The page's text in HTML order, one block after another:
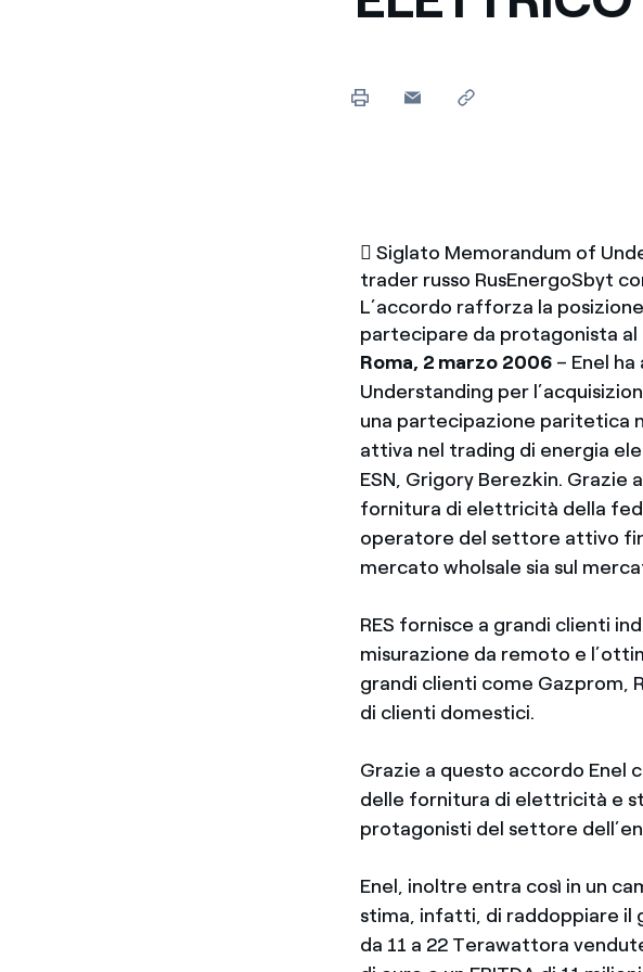
Il canale dove segnalare violazioni delle
 Siglato Memorandum of
trader russo RusEnergoSbyt
L’accordo rafforza la
partecipare da protagonista
Roma, 2 marzo 2006 – Enel
Understanding per
una partecipazione paritetica
attiva nel trading di energia
ESN, Grigory Berezkin. Grazie
fornitura di elettricità della
operatore del settore attivo
mercato wholsale sia sul
RES fornisce a grandi clienti
misurazione da remoto e
grandi clienti come Gazprom,
di clienti domestici.
Grazie a questo accordo Enel
delle fornitura di elettricità e
protagonisti del settore
Enel, inoltre entra così in un
stima, infatti, di raddoppiare il
da 11 a 22 Terawattora